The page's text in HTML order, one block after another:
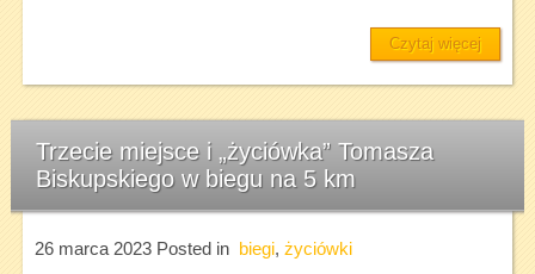
Czytaj więcej
Trzecie miejsce i „życiówka” Tomasza
Biskupskiego w biegu na 5 km
26 marca 2023Posted in biegi, życiówki